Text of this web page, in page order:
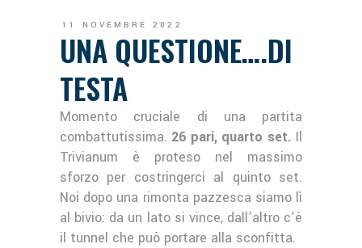
11 NOVEMBRE 2022
UNA QUESTIONE….DI
TESTA
Momento cruciale di una partita
combattutissima. 26 pari, quarto set. Il
Trivianum è proteso nel massimo
sforzo per costringerci al quinto set.
Noi dopo una rimonta pazzesca siamo lì
al bivio: da un lato si vince, dall’altro c’è
il tunnel che può portare alla sconfitta.